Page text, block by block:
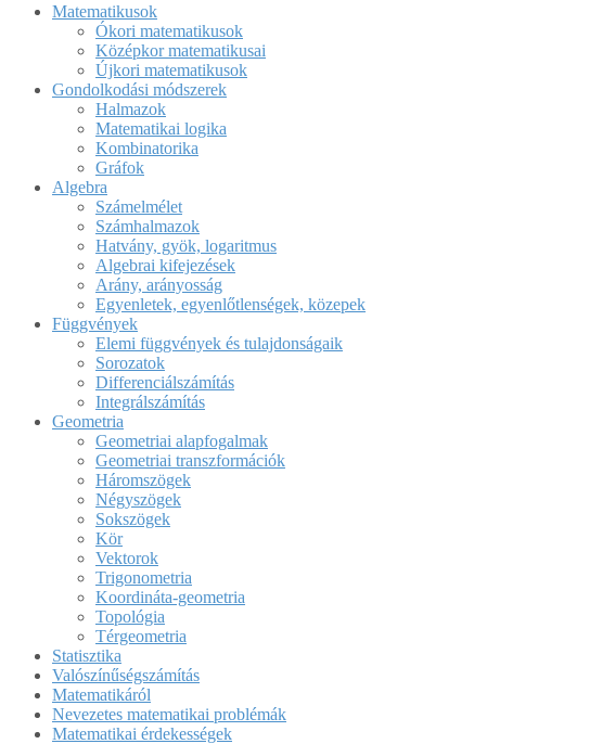
Matematikusok
Ókori matematikusok
Középkor matematikusai
Újkori matematikusok
Gondolkodási módszerek
Halmazok
Matematikai logika
Kombinatorika
Gráfok
Algebra
Számelmélet
Számhalmazok
Hatvány, gyök, logaritmus
Algebrai kifejezések
Arány, arányosság
Egyenletek, egyenlőtlenségek, közepek
Függvények
Elemi függvények és tulajdonságaik
Sorozatok
Differenciálszámítás
Integrálszámítás
Geometria
Geometriai alapfogalmak
Geometriai transzformációk
Háromszögek
Négyszögek
Sokszögek
Kör
Vektorok
Trigonometria
Koordináta-geometria
Topológia
Térgeometria
Statisztika
Valószínűségszámítás
Matematikáról
Nevezetes matematikai problémák
Matematikai érdekességek